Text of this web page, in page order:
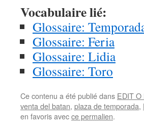
Vocabulaire lié:
Glossaire:
Glossaire: Feria
Glossaire: Lidia
Glossaire: Toro
Ce contenu a été publié dans EDIT O
venta del batan, plaza de temporada,
en favoris avecce permalien.